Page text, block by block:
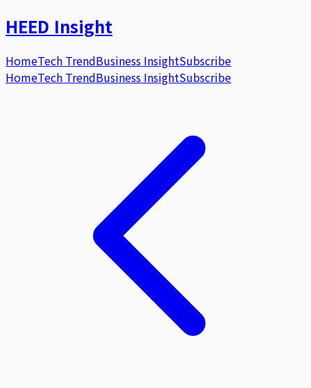
HEED Insight
HomeTech TrendBusiness InsightSubscribe
HomeTech TrendBusiness InsightSubscribe